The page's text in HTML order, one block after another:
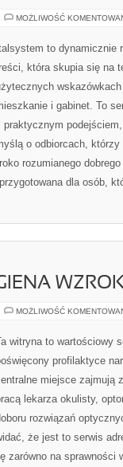
MOŻLIWOŚĆ
to dynamicznie
która skupia się na
i gabinet. To
praktycznym
o odbiorcach, którzy
rozumianego
dla osób,
MOŻLIWOŚĆ
witryna to wartościowy
profilaktyce
miejsce zajmują
lekarza okulisty,
rozwiązań
że jest to serwis
zarówno na sprawności